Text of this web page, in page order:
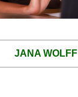
JANA WOLFF